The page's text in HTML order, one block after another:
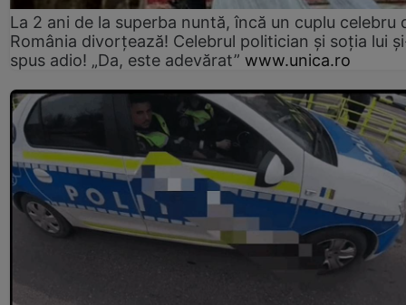
La 2 ani de la superba nuntă, încă un cuplu celebru
România divorțează! Celebrul politician și soția lui
spus adio! „Da, este adevărat” www.unica.ro